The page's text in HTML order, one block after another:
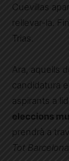
Cuevillas
rellevar-la.
Trias.
Ara, aquells
candidatura
aspirants a
eleccions
prendrà a
Tot Barcelona